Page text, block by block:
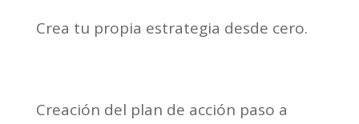
Crea tu propia estrategia desde cero.
Creación del plan de acción paso a